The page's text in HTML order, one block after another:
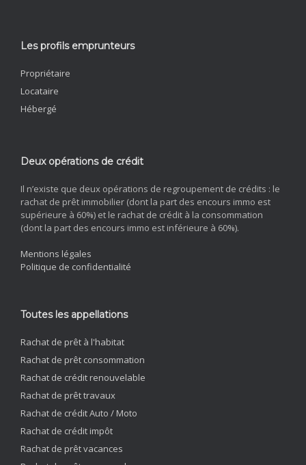
Les profils emprunteurs
Propriétaire
Locataire
Hébergé
Deux opérations de crédit
Il n’existe que deux opérations de regroupement de crédits : le
rachat de prêt immobilier (dont la part des encours immo est
supérieure à 60%) et le rachat de crédit à la consommation
(dont la part des encours immo est inférieure à 60%).
Mentions légales
Politique de confidentialité
Toutes les appellations
Rachat de prêt à l'habitat
Rachat de prêt consommation
Rachat de crédit renouvelable
Rachat de prêt travaux
Rachat de crédit Auto / Moto
Rachat de crédit impôt
Rachat de prêt vacances